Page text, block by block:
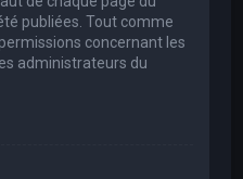
publiées. Tout comme
concernant les
administrateurs du